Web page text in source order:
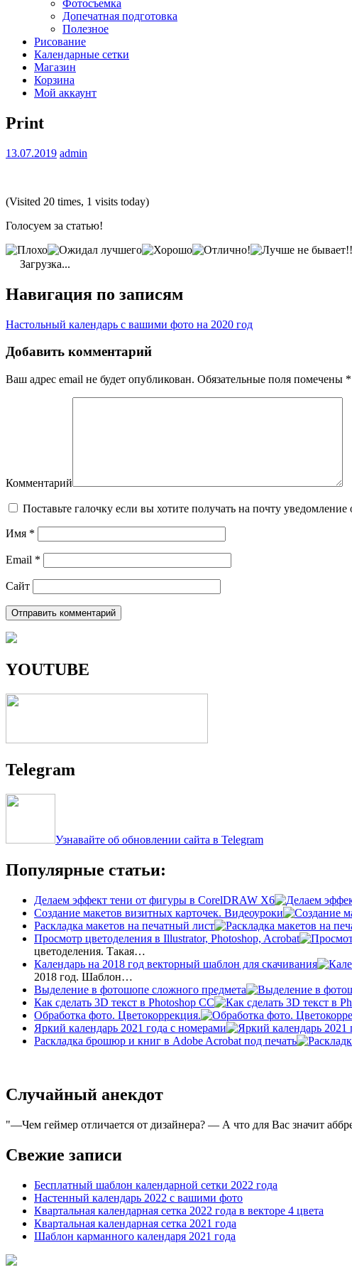
Фотосъемка
Допечатная подготовка
Полезное
Рисование
Календарные сетки
Магазин
Корзина
Мой аккаунт
Print
13.07.2019 admin
(Visited 20 times, 1 visits today)
Голосуем за статью!
Загрузка...
Навигация по записям
Настольный календарь с вашими фото на 2020 год
Добавить комментарий
Ваш адрес email не будет опубликован. Обязательные поля помечены *
Комментарий
Поставьте галочку если вы хотите получать на почту
Имя *
Email *
Сайт
YOUTUBE
Telegram
Узнавайте об обновлении сайта в Telegram
Популярные статьи:
Делаем эффект тени от фигуры в CorelDRAW X6
Создание макетов визитных карточек. Видеоуроки
Раскладка макетов на печатный лист
Просмотр цветоделения в Illustrator, Photoshop, Acrobat
цветоделения. Такая…
Календарь на 2018 год векторный шаблон для скачивания
2018 год. Шаблон…
Выделение в фотошопе сложного предмета
Как сделать 3D текст в Photoshop CC
Обработка фото. Цветокоррекция.
Яркий календарь 2021 года с номерами
Раскладка брошюр и книг в Adobe Acrobat под печать
Случайный анекдот
—Чем геймер отличается от дизайнера? — А что для Вас значит
Свежие записи
Бесплатный шаблон календарной сетки 2022 года
Настенный календарь 2022 с вашими фото
Квартальная календарная сетка 2022 года в векторе 4 цвета
Квартальная календарная сетка 2021 года
Шаблон карманного календаря 2021 года